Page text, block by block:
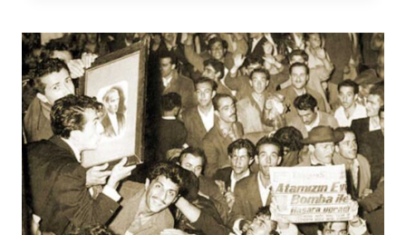
ΔΟΛΟΦΟΝΊΑ
ΤΟΥ
ΚΟΡΝΉΛΙΟΥ
ΚΟΝΤΡΕΆΝΟΥ,
CAPITAN
ΤΗΣ
ΛΕΓΕΏΝΑΣ
ΤΟΥ
ΑΡΧΑΓΓΈΛΟΥ
ΜΙΧΑΉΛ
ΚΑΙ